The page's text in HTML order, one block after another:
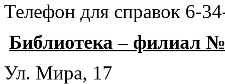
Телефон для справок 6-
Библиотека – филиал
Ул. Мира, 17